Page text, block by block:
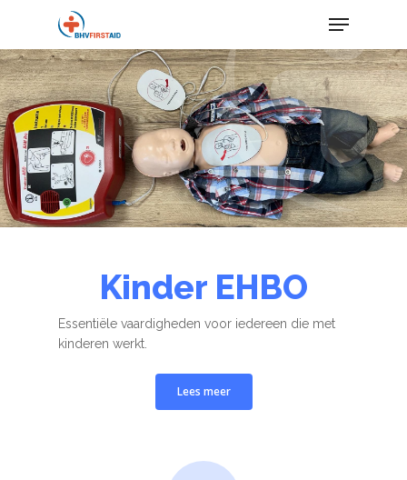
main
content
Menu
Kinder EHBO
Essentiële vaardigheden voor iedereen die met
kinderen werkt.
Lees meer